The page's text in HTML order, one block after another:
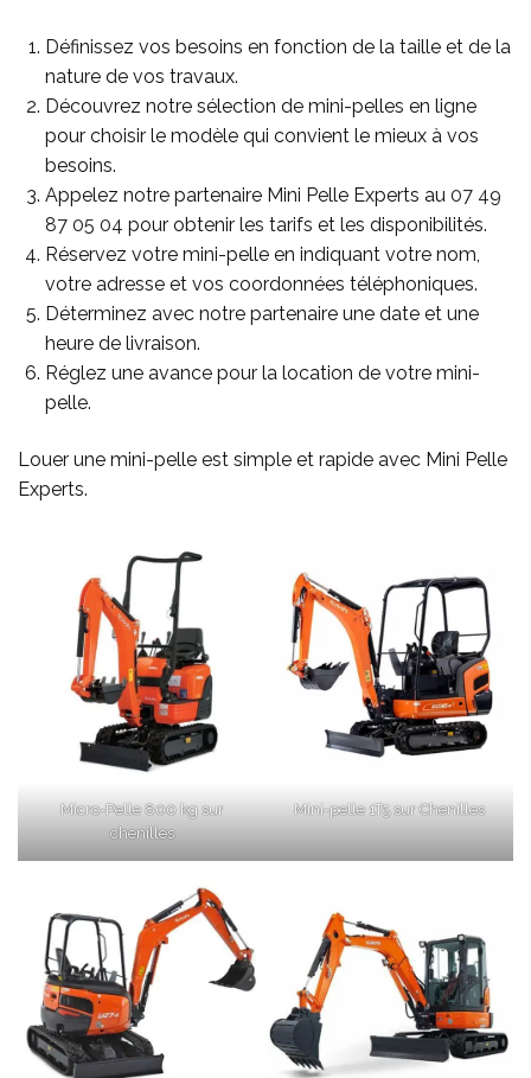
Définissez vos besoins en fonction de la taille et de la
nature de vos travaux.
Découvrez notre sélection de mini-pelles en ligne
pour choisir le modèle qui convient le mieux à vos
besoins.
Appelez notre partenaire Mini Pelle Experts au 07 49
87 05 04 pour obtenir les tarifs et les disponibilités.
Réservez votre mini-pelle en indiquant votre nom,
votre adresse et vos coordonnées téléphoniques.
Déterminez avec notre partenaire une date et une
heure de livraison.
Réglez une avance pour la location de votre mini-
pelle.
Louer une mini-pelle est simple et rapide avec Mini Pelle
Experts.
Micro-Pelle 800 kg sur
chenilles
Mini-pelle 1T5 sur Chenilles